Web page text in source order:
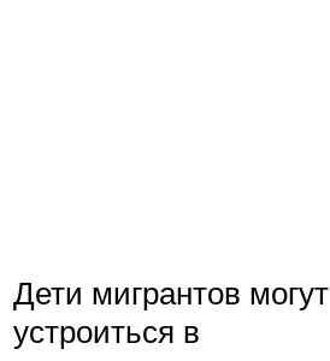
Дети мигрантов могут
устроиться в